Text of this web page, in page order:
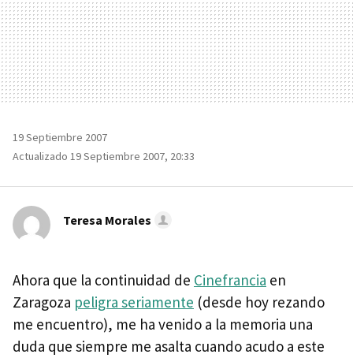
19 Septiembre 2007
Actualizado 19 Septiembre 2007, 20:33
Teresa Morales
Ahora que la continuidad de Cinefrancia en
Zaragoza peligra seriamente (desde hoy rezando
me encuentro), me ha venido a la memoria una
duda que siempre me asalta cuando acudo a este